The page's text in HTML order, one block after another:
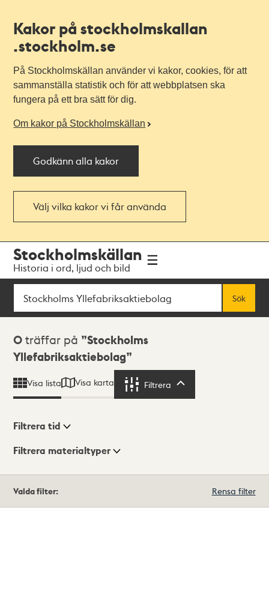
Kakor på stockholmskallan
.stockholm.se
På Stockholmskällan använder vi kakor, cookies, för att
sammanställa statistik och för att webbplatsen ska
fungera på ett bra sätt för dig.
Om kakor på Stockholmskällan
Godkänn alla kakor
Välj vilka kakor vi får använda
navigationen
huvudinnehållet
Stockholmskällan
Historia i ord, ljud och bild
Sök
Sök
Sökresultat
0 träffar på
Stockholms
Yllefabriksaktiebolag
Visa lista Visa karta Filtrera
Visningsläge
Filtrera tid
Filtrera materialtyper
träffar
Valda filter: Rensa filter